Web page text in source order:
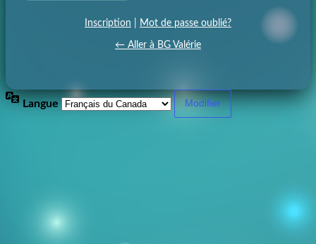
Inscription Mot de passe oublié?
← Aller à BG Valérie
Langue